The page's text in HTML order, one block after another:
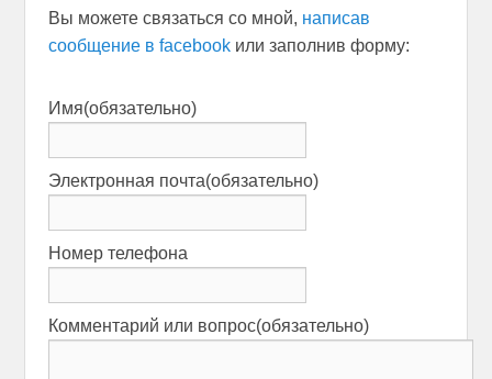
Вы можете связаться со мной, написав
сообщение в facebookили заполнив форму:
Имя(обязательно)
Электронная почта(обязательно)
Номер телефона
Комментарий или вопрос(обязательно)